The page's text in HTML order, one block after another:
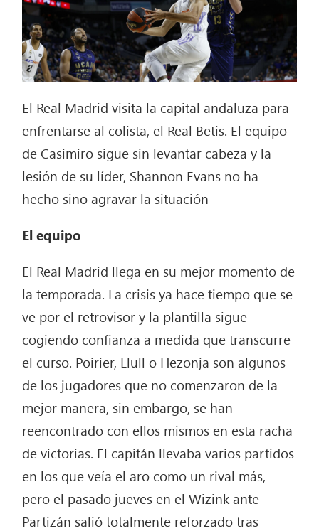
El Real Madrid visita la capital andaluza para
enfrentarse al colista, el Real Betis. El equipo
de Casimiro sigue sin levantar cabeza y la
lesión de su líder, Shannon Evans no ha
hecho sino agravar la situación
El equipo
El Real Madrid llega en su mejor momento de
la temporada. La crisis ya hace tiempo que se
ve por el retrovisor y la plantilla sigue
cogiendo confianza a medida que transcurre
el curso. Poirier, Llull o Hezonja son algunos
de los jugadores que no comenzaron de la
mejor manera, sin embargo, se han
reencontrado con ellos mismos en esta racha
de victorias. El capitán llevaba varios partidos
en los que veía el aro como un rival más,
pero el pasado jueves en el Wizink ante
Partizán salió totalmente reforzado tras